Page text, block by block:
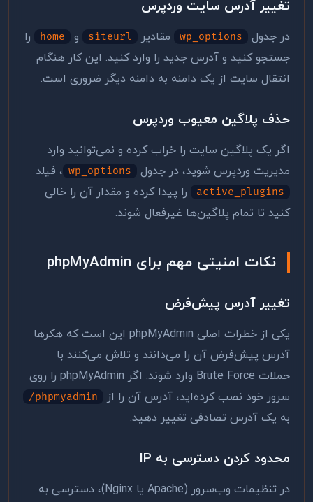
تغییر آدرس سایت وردپرس
در جدول wp_options مقادیر siteurl و home
را
جستجو کنید و آدرس جدید را وارد کنید. این کار هنگام
انتقال سایت از یک دامنه به دامنه دیگر ضروری است.
حذف پلاگین معیوب وردپرس
اگر یک پلاگین سایت را خراب کرده و نمی‌توانید وارد
مدیریت وردپرس شوید، در جدول
wp_options ، فیلد
active_plugins
را پیدا کرده و مقدار آن را خالی
کنید تا تمام پلاگین‌ها غیرفعال شوند.
نکات امنیتی مهم برای phpMyAdmin
تغییر آدرس پیش‌فرض
یکی از خطرات اصلی phpMyAdmin این است که هکرها
آدرس پیش‌فرض آن را می‌دانند و تلاش می‌کنند با
حملات Brute Force وارد شوند. اگر phpMyAdmin را روی
سرور خود نصب کرده‌اید، آدرس آن را از
/phpmyadmin
به یک آدرس تصادفی تغییر دهید.
محدود کردن دسترسی به IP
در تنظیمات وب‌سرور (Apache یا Nginx)، دسترسی به